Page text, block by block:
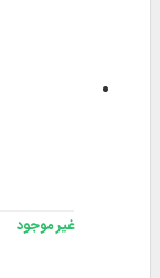
غير موجود